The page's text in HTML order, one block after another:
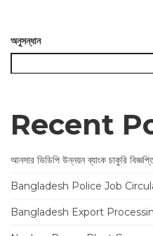
অনুসন্ধান
Recent
আনসার ভিডিপি উন্নয়ন ব্যাংক চাকুরি
Bangladesh Police Job
Bangladesh Export